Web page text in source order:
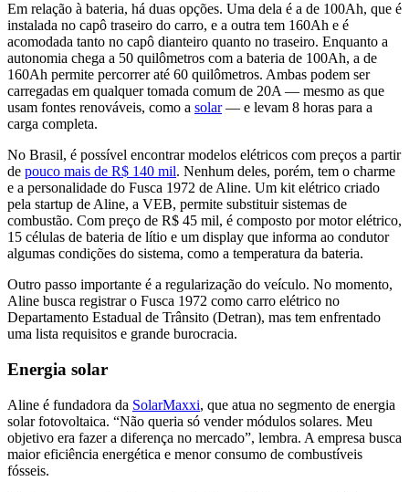
Em relação à bateria, há duas opções. Uma dela é a de 100Ah, que é
instalada no capô traseiro do carro, e a outra tem 160Ah e é
acomodada tanto no capô dianteiro quanto no traseiro. Enquanto a
autonomia chega a 50 quilômetros com a bateria de 100Ah, a de
160Ah permite percorrer até 60 quilômetros. Ambas podem ser
carregadas em qualquer tomada comum de 20A — mesmo as que
usam fontes renováveis, como a solar— e levam 8 horas para a
carga completa.
No Brasil, é possível encontrar modelos elétricos com preços a partir
de pouco mais de R$ 140 mil. Nenhum deles, porém, tem o charme
e a personalidade do Fusca 1972 de Aline. Um kit elétrico criado
pela startup de Aline, a VEB, permite substituir sistemas de
combustão. Com preço de R$ 45 mil, é composto por motor elétrico,
15 células de bateria de lítio e um display que informa ao condutor
algumas condições do sistema, como a temperatura da bateria.
Outro passo importante é a regularização do veículo. No momento,
Aline busca registrar o Fusca 1972 como carro elétrico no
Departamento Estadual de Trânsito (Detran), mas tem enfrentado
uma lista requisitos e grande burocracia.
Energia solar
Aline é fundadora da SolarMaxxi, que atua no segmento de energia
solar fotovoltaica. “Não queria só vender módulos solares. Meu
objetivo era fazer a diferença no mercado”, lembra. A empresa busca
maior eficiência energética e menor consumo de combustíveis
fósseis.